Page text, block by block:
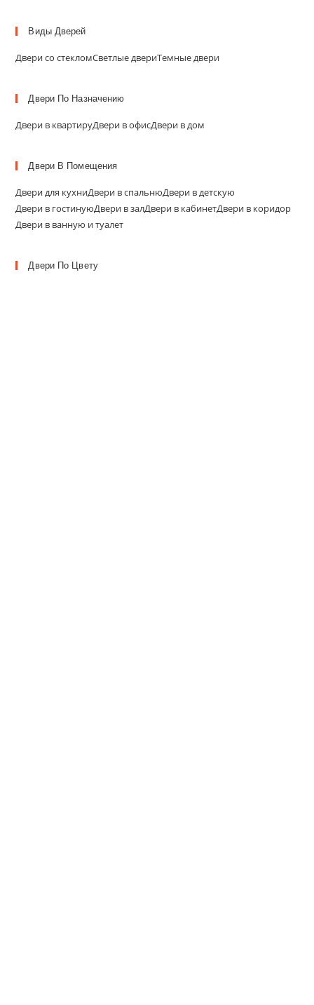
Виды Дверей
Двери со стекломСветлые двериТемные двери
Двери По Назначению
Двери в квартируДвери в офисДвери в дом
Двери В Помещения
Двери для кухниДвери в спальнюДвери в детскую
Двери в гостинуюДвери в залДвери в кабинетДвери в коридор
Двери в ванную и туалет
Двери По Цвету